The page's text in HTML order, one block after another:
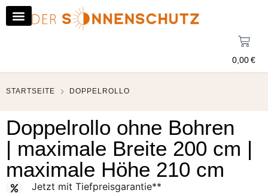
0,00€
STARTSEITE DOPPELROLLO
Doppelrollo ohne Bohren
| maximale Breite 200 cm |
maximale Höhe 210 cm
Jetzt mit Tiefpreisgarantie**